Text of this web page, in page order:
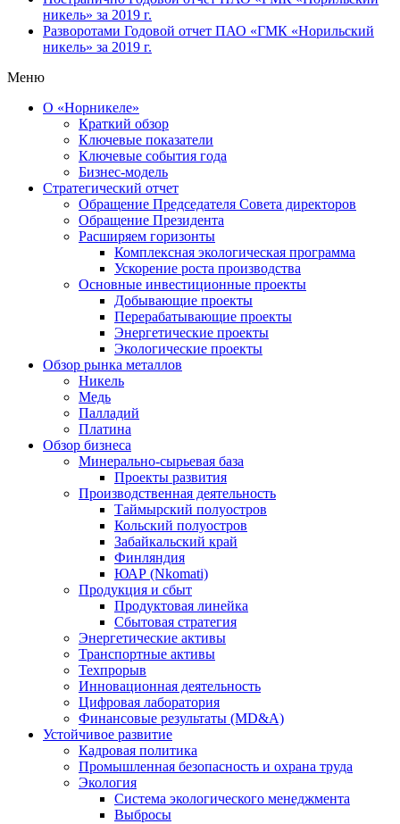
никель» за 2019 г.
Разворотами Годовой отчет ПАО «ГМК «Норильский
никель» за 2019 г.
Меню
О «Норникеле»
Краткий обзор
Ключевые показатели
Ключевые события года
Бизнес-модель
Стратегический отчет
Обращение Председателя Совета директоров
Обращение Президента
Расширяем горизонты
Комплексная экологическая программа
Ускорение роста производства
Основные инвестиционные проекты
Добывающие проекты
Перерабатывающие проекты
Энергетические проекты
Экологические проекты
Обзор рынка металлов
Никель
Медь
Палладий
Платина
Обзор бизнеса
Минерально-сырьевая база
Проекты развития
Производственная деятельность
Таймырский полуостров
Кольский полуостров
Забайкальский край
Финляндия
ЮАР (Nkomati)
Продукция и сбыт
Продуктовая линейка
Сбытовая стратегия
Энергетические активы
Транспортные активы
Техпрорыв
Инновационная деятельность
Цифровая лаборатория
Финансовые результаты (MD&A)
Устойчивое развитие
Кадровая политика
Промышленная безопасность и охрана труда
Экология
Система экологического менеджмента
Выбросы